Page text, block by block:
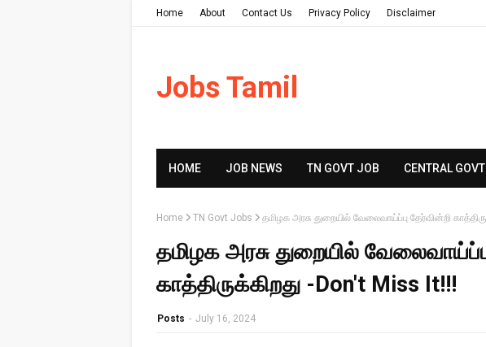
Home About Contact Us Privacy Policy Disclaimer
Jobs Tamil
HOME JOB NEWS TN GOVT JOB CENTRAL
Home TN Govt Jobs தமிழக அரசு துறையில் வேலைவாய்ப்பு தேர்வின்றி
தமிழக அரசு துறையில்
காத்திருக்கிறது -Don't Miss It!!!
Posts - July 16, 2024